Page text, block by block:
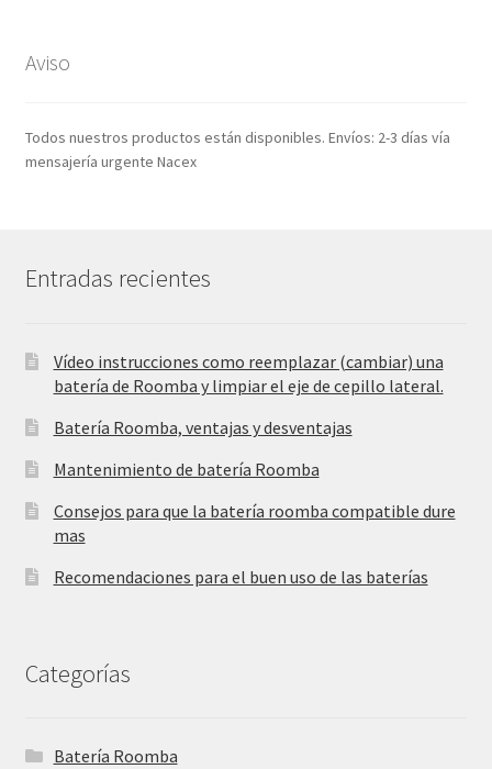
Aviso
Todos nuestros productos están disponibles. Envíos: 2-3 días vía
mensajería urgente Nacex
Entradas recientes
Vídeo instrucciones como reemplazar (cambiar) una
batería de Roomba y limpiar el eje de cepillo lateral.
Batería Roomba, ventajas y desventajas
Mantenimiento de batería Roomba
Consejos para que la batería roomba compatible dure
mas
Recomendaciones para el buen uso de las baterías
Categorías
Batería Roomba